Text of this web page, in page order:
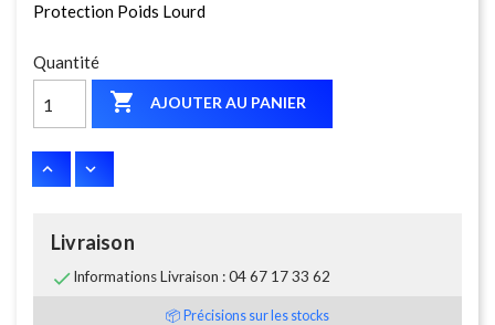
Protection Poids Lourd
Quantité
 AJOUTER AU PANIER
Livraison
Informations Livraison : 04 67 17 33 62
📦 Précisions sur les stocks